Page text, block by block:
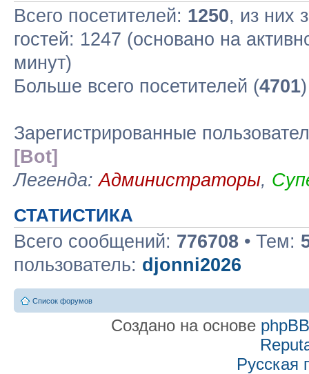
Всего посетителей: 1250, из них
гостей: 1247 (основано на
минут)
Больше всего посетителей (4701
Зарегистрированные
[Bot]
Легенда:Администраторы,
СТАТИСТИКА
Всего сообщений: 776708 • Тем:
пользователь: djonni2026
Список форумов
Создано на основе phpBB
Русская